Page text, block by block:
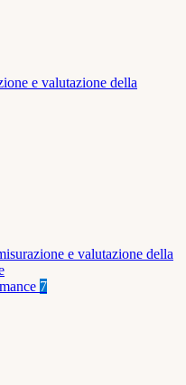
e valutazione della
e valutazione della
7